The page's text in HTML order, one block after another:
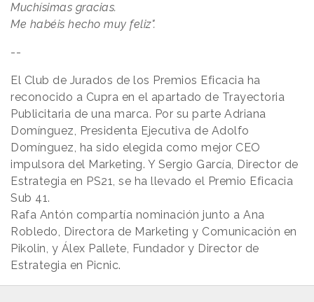
Muchísimas gracias.
Me habéis hecho muy feliz".
--
El Club de Jurados de los Premios Eficacia ha
reconocido a Cupra en el apartado de Trayectoria
Publicitaria de una marca. Por su parte Adriana
Domínguez, Presidenta Ejecutiva de Adolfo
Domínguez, ha sido elegida como mejor CEO
impulsora del Marketing. Y Sergio García, Director de
Estrategia en PS21, se ha llevado el Premio Eficacia
Sub 41.
Rafa Antón compartía nominación junto a Ana
Robledo, Directora de Marketing y Comunicación en
Pikolin, y Álex Pallete, Fundador y Director de
Estrategia en Picnic.